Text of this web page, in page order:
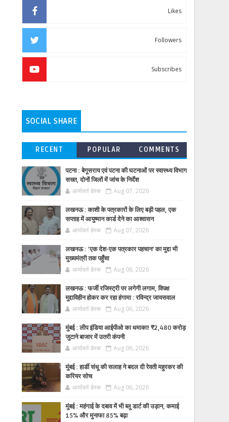
Likes
Followers
Subscribes
SOCIAL SHARE
RECENT POPULAR COMMENTS
पटना : बेगूसराय एवं पटना की घटनाओं पर स्वास्थ्य विभाग
सख्त, दोनों जिलों में जांच के निर्देश
आर्यावर्त डेस्क Aug 07, 2026
लखनऊ : काशी के पत्रकारों के लिए बड़ी पहल, एक
सप्ताह में आयुष्मान कार्ड देने का आश्वासन
आर्यावर्त डेस्क Aug 07, 2026
लखनऊ : ‘एक देश-एक पत्रकार पहचान’ का मुद्दा भी
मुख्यमंत्री तक पहुँचा
आर्यावर्त डेस्क Aug 06, 2026
लखनऊ : फर्जी रजिस्ट्री पर लगेगी लगाम, विपक्ष
मुद्दाविहीन होकर कर रहा हंगामा : रविन्द्र जायसवाल
आर्यावर्त डेस्क Aug 06, 2026
मुंबई : लीप इंडिया आईपीओ का धमाका! ₹2,480 करोड़
जुटाने बाजार में उतरी कंपनी
आर्यावर्त डेस्क Aug 06, 2026
मुंबई : हार्डी संधू की सलाह ने बदल दी रेवती महुरकर की
करियर सोच
आर्यावर्त डेस्क Aug 06, 2026
मुंबई : महंगाई के दबाव में भी ब्लू डार्ट की उड़ान, कमाई
15% और मुनाफा 85% बढ़ा